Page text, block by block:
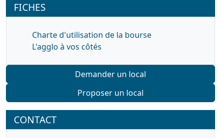
FICHES
Charte d'utilisation de la bourse
L'agglo à vos côtés
Demander un local
Proposer un local
CONTACT